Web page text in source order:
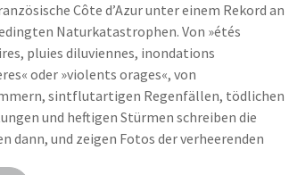
Côte d’Azur unter einem Rekord an
Naturkatastrophen. Von »étés
pluies diluviennes, inondations
oder »violents orages«, von
sintflutartigen Regenfällen, tödlichen
und heftigen Stürmen schreiben die
dann, und zeigen Fotos der verheerenden